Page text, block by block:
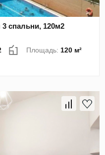
спальни, 120м2
Площадь: 120 м²